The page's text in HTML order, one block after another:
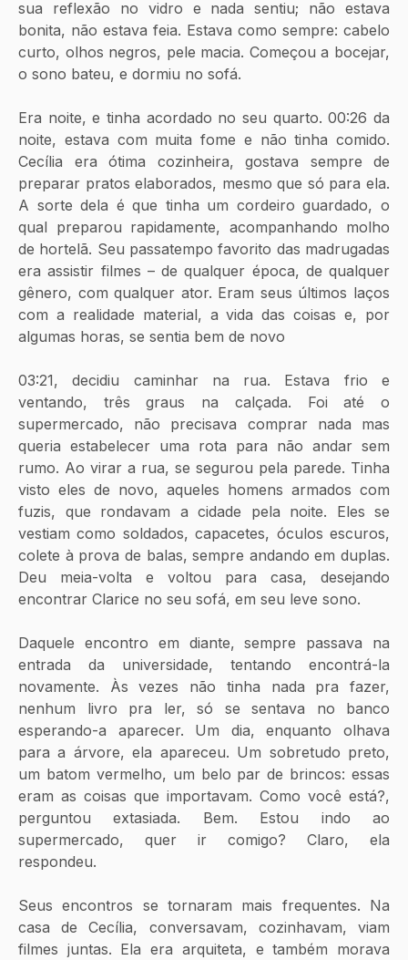
sua reflexão no vidro e nada sentiu; não estava
bonita, não estava feia. Estava como sempre: cabelo
curto, olhos negros, pele macia. Começou a bocejar,
o sono bateu, e dormiu no sofá.
Era noite, e tinha acordado no seu quarto. 00:26 da
noite, estava com muita fome e não tinha comido.
Cecília era ótima cozinheira, gostava sempre de
preparar pratos elaborados, mesmo que só para ela.
A sorte dela é que tinha um cordeiro guardado, o
qual preparou rapidamente, acompanhando molho
de hortelã. Seu passatempo favorito das madrugadas
era assistir filmes – de qualquer época, de qualquer
gênero, com qualquer ator. Eram seus últimos laços
com a realidade material, a vida das coisas e, por
algumas horas, se sentia bem de novo
03:21, decidiu caminhar na rua. Estava frio e
ventando, três graus na calçada. Foi até o
supermercado, não precisava comprar nada mas
queria estabelecer uma rota para não andar sem
rumo. Ao virar a rua, se segurou pela parede. Tinha
visto eles de novo, aqueles homens armados com
fuzis, que rondavam a cidade pela noite. Eles se
vestiam como soldados, capacetes, óculos escuros,
colete à prova de balas, sempre andando em duplas.
Deu meia-volta e voltou para casa, desejando
encontrar Clarice no seu sofá, em seu leve sono.
Daquele encontro em diante, sempre passava na
entrada da universidade, tentando encontrá-la
novamente. Às vezes não tinha nada pra fazer,
nenhum livro pra ler, só se sentava no banco
esperando-a aparecer. Um dia, enquanto olhava
para a árvore, ela apareceu. Um sobretudo preto,
um batom vermelho, um belo par de brincos: essas
eram as coisas que importavam. Como você está?,
perguntou extasiada. Bem. Estou indo ao
supermercado, quer ir comigo? Claro, ela
respondeu.
Seus encontros se tornaram mais frequentes. Na
casa de Cecília, conversavam, cozinhavam, viam
filmes juntas. Ela era arquiteta, e também morava